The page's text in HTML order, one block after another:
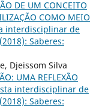
DE UM CONCEITO
COMO MEIO
interdisciplinar de
Saberes:
Djeissom Silva
UMA REFLEXÃO
interdisciplinar de
Saberes: